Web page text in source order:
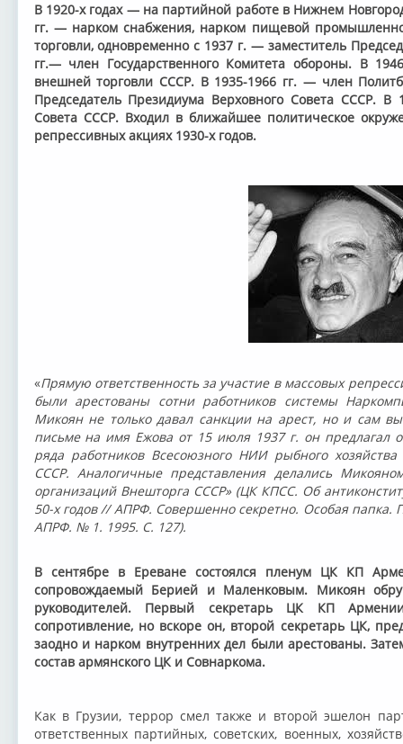
В 1920-х годах — на партийной работе в Нижнем
гг. — нарком снабжения, нарком пищевой
торговли, одновременно с 1937 г. — заместитель
гг.— член Государственного Комитета обороны. В
внешней торговли СССР. В 1935-1966 гг. — член
Председатель Президиума Верховного Совета СССР. В
Совета СССР. Входил в ближайшее политическое
репрессивных акциях 1930-х годов.
«Прямую ответственность за участие в массовых
были арестованы сотни работников системы
Микоян не только давал санкции на арест, но и сам
письме на имя Ежова от 15 июля 1937 г. он предлагал
ряда работников Всесоюзного НИИ рыбного
СССР. Аналогичные представления делались
организаций Внешторга СССР» (ЦК КПСС. Об
50-х годов // АПРФ. Совершенно секретно. Особая папка.
АПРФ. № 1. 1995. С. 127).
В сентябре в Ереване состоялся пленум ЦК КП
сопровождаемый Берией и Маленковым. Микоян
руководителей. Первый секретарь ЦК КП
сопротивление, но вскоре он, второй секретарь ЦК,
заодно и нарком внутренних дел были арестованы.
состав армянского ЦК и Совнаркома.
Как в Грузии, террор смел также и второй эшелон
ответственных партийных, советских, военных,